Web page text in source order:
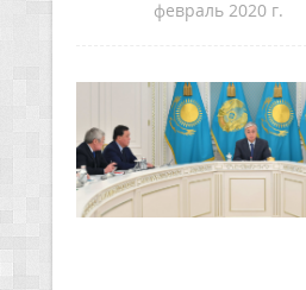
февраль 2020 г.